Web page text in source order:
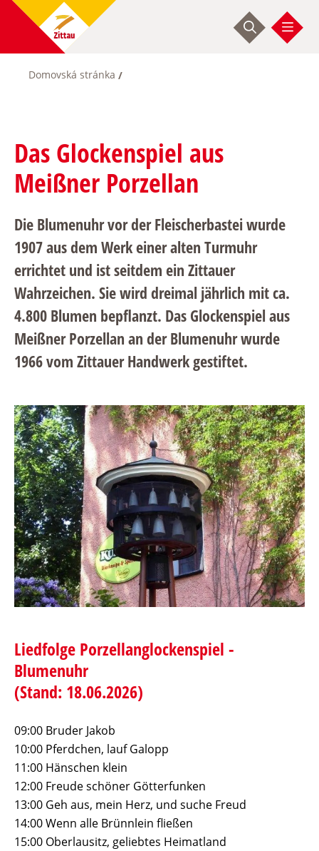
Skip
content
Domovská stránka
Das Glockenspiel aus
Meißner Porzellan
Die Blumenuhr vor der Fleischerbastei wurde
1907 aus dem Werk einer alten Turmuhr
errichtet und ist seitdem ein Zittauer
Wahrzeichen. Sie wird dreimal jährlich mit ca.
4.800 Blumen bepflanzt. Das Glockenspiel aus
Meißner Porzellan an der Blumenuhr wurde
1966 vom Zittauer Handwerk gestiftet.
Liedfolge Porzellanglockenspiel -
Blumenuhr
(Stand: 18.06.2026)
09:00 Bruder Jakob
10:00 Pferdchen, lauf Galopp
11:00 Hänschen klein
12:00 Freude schöner Götterfunken
13:00 Geh aus, mein Herz, und suche Freud
14:00 Wenn alle Brünnlein fließen
15:00 Oberlausitz, geliebtes Heimatland